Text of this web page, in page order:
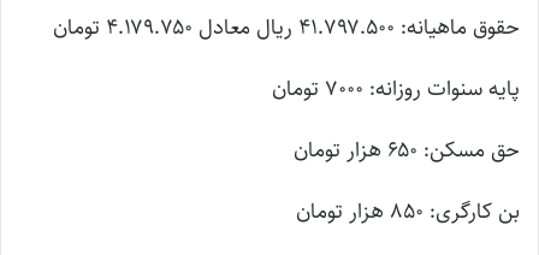
حقوق ماهیانه: ۴۱.۷۹۷.۵۰۰ ریال معادل ۴.۱۷۹.۷۵۰ تومان
پایه سنوات روزانه: ۷۰۰۰ تومان
حق مسکن: ۶۵۰ هزار تومان
بن کارگری: ۸۵۰ هزار تومان